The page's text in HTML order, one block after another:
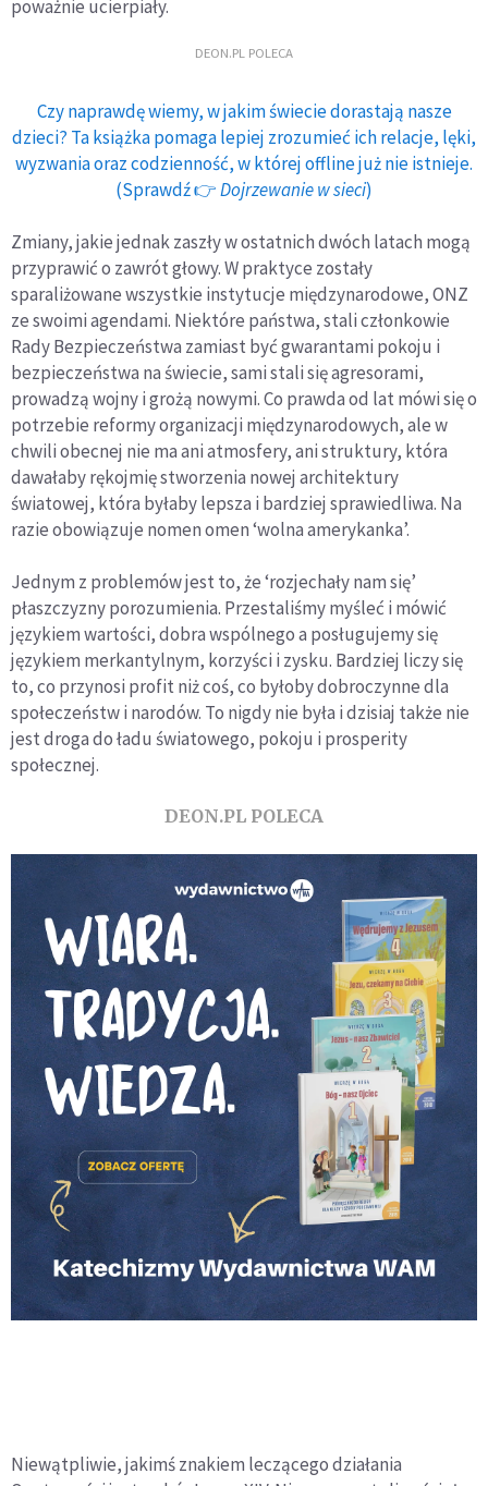
poważnie ucierpiały.
DEON.PL POLECA
Czy naprawdę wiemy, w jakim świecie dorastają nasze
dzieci? Ta książka pomaga lepiej zrozumieć ich relacje, lęki,
wyzwania oraz codzienność, w której offline już nie istnieje.
(Sprawdź 👉Dojrzewanie w sieci)
Zmiany, jakie jednak zaszły w ostatnich dwóch latach mogą
przyprawić o zawrót głowy. W praktyce zostały
sparaliżowane wszystkie instytucje międzynarodowe, ONZ
ze swoimi agendami. Niektóre państwa, stali członkowie
Rady Bezpieczeństwa zamiast być gwarantami pokoju i
bezpieczeństwa na świecie, sami stali się agresorami,
prowadzą wojny i grożą nowymi. Co prawda od lat mówi się o
potrzebie reformy organizacji międzynarodowych, ale w
chwili obecnej nie ma ani atmosfery, ani struktury, która
dawałaby rękojmię stworzenia nowej architektury
światowej, która byłaby lepsza i bardziej sprawiedliwa. Na
razie obowiązuje nomen omen ‘wolna amerykanka’.
Jednym z problemów jest to, że ‘rozjechały nam się’
płaszczyzny porozumienia. Przestaliśmy myśleć i mówić
językiem wartości, dobra wspólnego a posługujemy się
językiem merkantylnym, korzyści i zysku. Bardziej liczy się
to, co przynosi profit niż coś, co byłoby dobroczynne dla
społeczeństw i narodów. To nigdy nie była i dzisiaj także nie
jest droga do ładu światowego, pokoju i prosperity
społecznej.
DEON.PL POLECA
Niewątpliwie, jakimś znakiem leczącego działania